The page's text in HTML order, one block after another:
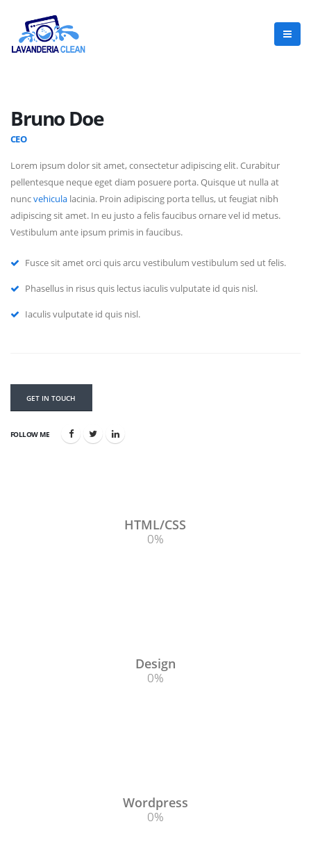
Bruno Doe
CEO
Lorem ipsum dolor sit amet, consectetur adipiscing elit. Curabitur
pellentesque neque eget diam posuere porta. Quisque ut nulla at
nuncvehicula lacinia. Proin adipiscing porta tellus, ut feugiat nibh
adipiscing sit amet. In eu justo a felis faucibus ornare vel id metus.
Vestibulum ante ipsum primis in faucibus.
Fusce sit amet orci quis arcu vestibulum vestibulum sed ut felis.
Phasellus in risus quis lectus iaculis vulputate id quis nisl.
Iaculis vulputate id quis nisl.
GET IN TOUCH
FOLLOW ME
HTML/CSS
0%
Design
0%
Wordpress
0%